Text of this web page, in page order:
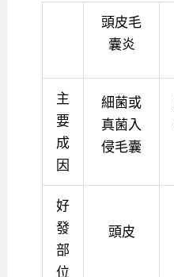
頭皮毛
囊炎
主
要
成
因
細菌或
真菌入
侵毛囊
好
發
部
位
頭皮